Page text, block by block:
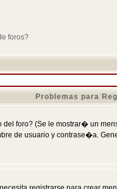
foros?
Problemas para
foro? (Se le mostrar� un
de usuario y contrase�a.